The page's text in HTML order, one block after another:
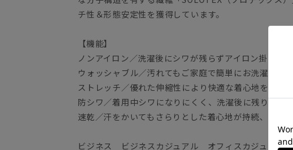
チ性＆形態安定性を獲得しています。
【機能】
ノンアイロン／洗濯後にシワが残らずアイロン掛け
ウォッシャブル／汚れてもご家庭で簡単にお洗濯が可能
ストレッチ／優れた伸縮性により快適な着心地を叶えま
防シワ／着用中シワになりにくく、洗濯後に残りがち
速乾／汗をかいてもさらりとした着心地が持続、お手
ビジネス ビジネスカジュアル オフィスカジュア